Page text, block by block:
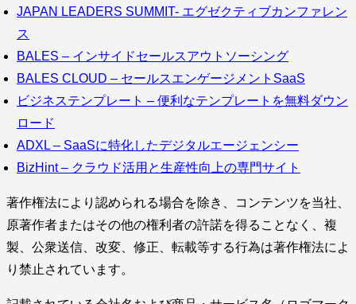
JAPAN LEADERS SUMMIT- エグゼクティブカンファレン
ス
BALES – インサイドセールスアウトソーシング
BALES CLOUD – セールスエンゲージメントSaaS
ビジネステンプレート – 便利なテンプレートを無料ダウン
ロード
ADXL – SaaSに特化したデジタルエージェンシー
BizHint – クラウド活用と生産性向上の専門サイト
著作権法により認められる場合を除き、コンテンツを当社、
原著作者またはその他の権利者の許諾を得ることなく、複
製、公衆送信、改変、修正、転載等する行為は著作権法によ
り禁止されています。